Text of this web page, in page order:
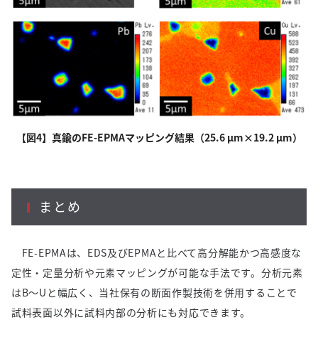
【図4】真鍮のFE-EPMAマッピング結果（25.6 µm×19.2 µm）
まとめ
FE-EPMAは、EDS及びEPMAと比べて高分解能かつ高感度な
定性・定量分析や元素マッピングが可能な手法です。分析元素
はB～Uと幅広く、当社保有の断面作製技術を併用することで
試料表面以外に試料内部の分析にも対応できます。